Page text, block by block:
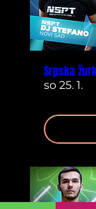
Srpska
so 25. 1.